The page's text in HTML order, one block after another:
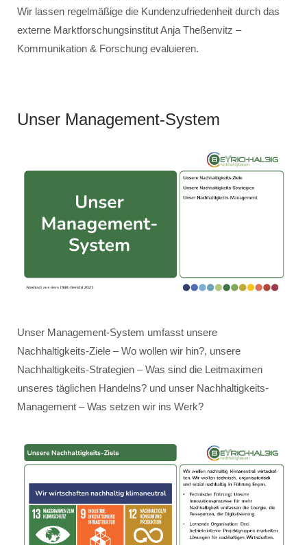
Wir lassen regelmäßige die Kundenzufriedenheit durch das
externe Marktforschungsinstitut Anja Theßenvitz –
Kommunikation & Forschung evaluieren.
Unser Management-System
Unser Management-System umfasst unsere
Nachhaltigkeits-Ziele – Wo wollen wir hin?, unsere
Nachhaltigkeits-Strategien – Was sind die Leitmaximen
unseres täglichen Handelns? und unser Nachhaltigkeits-
Management – Was setzen wir ins Werk?